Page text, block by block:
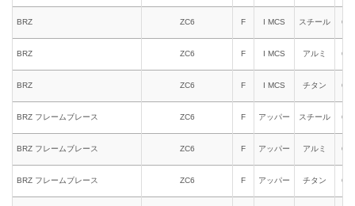
BRZ ZC6 F I MCS スチール
BRZ ZC6 F I MCS アルミ
BRZ ZC6 F I MCS チタン
BRZ フレームブレース ZC6 F アッパー スチール
BRZ フレームブレース ZC6 F アッパー アルミ
BRZ フレームブレース ZC6 F アッパー チタン